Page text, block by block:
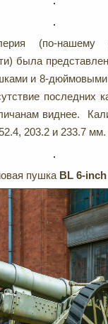
(по-нашему
была
и 8-
последних
виднее.
203.2 и 233.7 мм.
пушка BL 6-